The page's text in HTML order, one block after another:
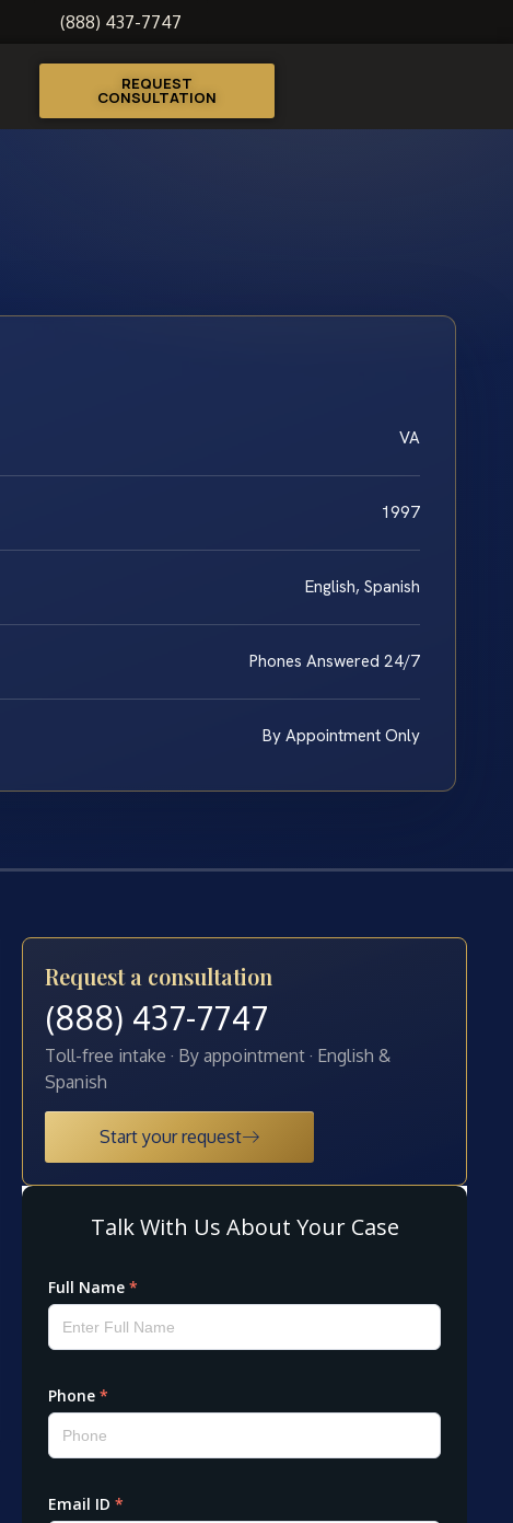
(888) 437-7747
REQUEST
CONSULTATION
VA
1997
English, Spanish
Phones Answered 24/7
By Appointment Only
Request a consultation
(888) 437-7747
Toll-free intake · By appointment · English &
Spanish
Start your request